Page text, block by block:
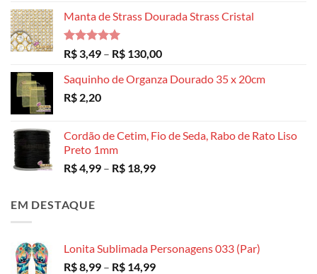
Manta de Strass Dourada Strass Cristal
Avaliação
5.00
de 5
R$ 3,49 – R$ 130,00Faixa
preço:
Saquinho de Organza Dourado 35 x 20cm
R$ 2,20
Cordão de Cetim, Fio de Seda, Rabo de Rato Liso
Preto 1mm
R$4,99 – R$ 18,99Faixa
EM DESTAQUE
Lonita Sublimada Personagens 033 (Par)
R$8,99 – R$ 14,99Faixa